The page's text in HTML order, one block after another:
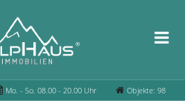
Mo. - So. 08.00 - 20.00 Uhr Objekte: 98